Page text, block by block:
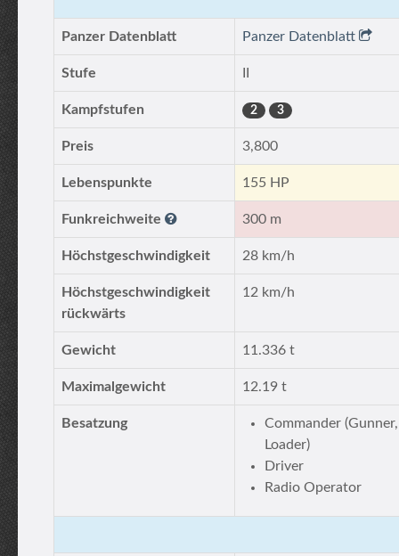
Panzer Datenblatt Panzer Datenblatt
Stufe
Kampfstufen 2 3
Preis 3,800
Lebenspunkte 155 HP
Funkreichweite 300 m
Höchstgeschwindigkeit 28 km/h
Höchstgeschwindigkeit
rückwärts
12 km/h
Gewicht 11.336 t
Maximalgewicht 12.19 t
Besatzung
Commander (Gunner,
Loader)
Driver
Radio Operator